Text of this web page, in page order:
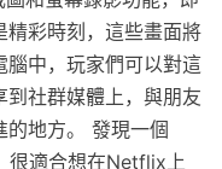
精彩時刻，這些畫面將
腦中，玩家們可以對這
社群媒體上，與朋友
的地方。 發現一個
很適合想在Netflix上